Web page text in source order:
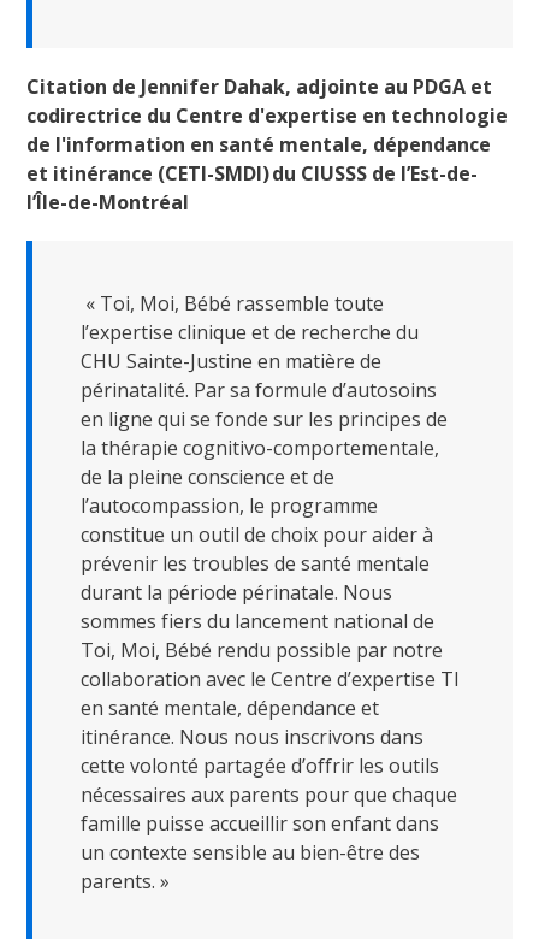
Citation de Jennifer Dahak, adjointe au PDGA et
codirectrice du Centre d'expertise en technologie
de l'information en santé mentale, dépendance
et itinérance (CETI-SMDI) du CIUSSS de l’Est-de-
l’Île-de-Montréal
« Toi, Moi, Bébé rassemble toute
l’expertise clinique et de recherche du
CHU Sainte-Justine en matière de
périnatalité. Par sa formule d’autosoins
en ligne qui se fonde sur les principes de
la thérapie cognitivo-comportementale,
de la pleine conscience et de
l’autocompassion, le programme
constitue un outil de choix pour aider à
prévenir les troubles de santé mentale
durant la période périnatale. Nous
sommes fiers du lancement national de
Toi, Moi, Bébé rendu possible par notre
collaboration avec le Centre d’expertise TI
en santé mentale, dépendance et
itinérance. Nous nous inscrivons dans
cette volonté partagée d’offrir les outils
nécessaires aux parents pour que chaque
famille puisse accueillir son enfant dans
un contexte sensible au bien-être des
parents. »